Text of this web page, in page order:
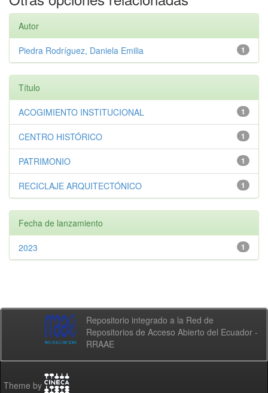
Autor
1
Piedra Rodríguez, Daniela Emilia
Título
1
ACOGIMIENTO INSTITUCIONAL
1
CENTRO HISTÓRICO
1
PATRIMONIO
1
RECICLAJE ARQUITECTÓNICO
Fecha de lanzamiento
1
2023
Repositorio integrado a la Red de
Repositorios de Acceso Abierto del Ecuador -
RRAAE
Theme by